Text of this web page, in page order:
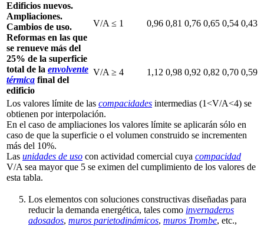
Edificios nuevos.
Ampliaciones.
Cambios de uso.
Reformas en las que
se renueve más del
25% de la superficie
total de la envolvente
térmica final del
edificio
V/A ≤ 1 0,96 0,81 0,76 0,65 0,54 0,43
V/A ≥ 4 1,12 0,98 0,92 0,82 0,70 0,59
Los valores límite de las compacidades intermedias (1<V/A<4) se
obtienen por interpolación.
En el caso de ampliaciones los valores límite se aplicarán sólo en
caso de que la superficie o el volumen construido se incrementen
más del 10%.
Las unidades de uso con actividad comercial cuya compacidad
V/A sea mayor que 5 se eximen del cumplimiento de los valores de
esta tabla.
Los elementos con soluciones constructivas diseñadas para
reducir la demanda energética, tales como invernaderos
adosados, muros parietodinámicos, muros Trombe, etc.,